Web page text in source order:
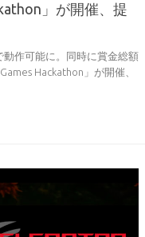
」が開催、提
作可能に。同時に賞金総額
Hackathon」が開催、